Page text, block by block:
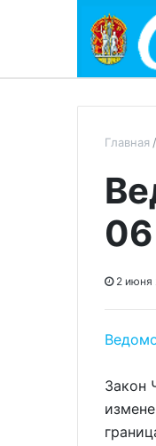
Главная
2 июня
Закон